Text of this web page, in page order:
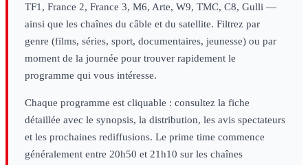
TF1, France 2, France 3, M6, Arte, W9, TMC, C8, Gulli —
ainsi que les chaînes du câble et du satellite. Filtrez par
genre (films, séries, sport, documentaires, jeunesse) ou par
moment de la journée pour trouver rapidement le
programme qui vous intéresse.
Chaque programme est cliquable : consultez la fiche
détaillée avec le synopsis, la distribution, les avis spectateurs
et les prochaines rediffusions. Le prime time commence
généralement entre 20h50 et 21h10 sur les chaînes